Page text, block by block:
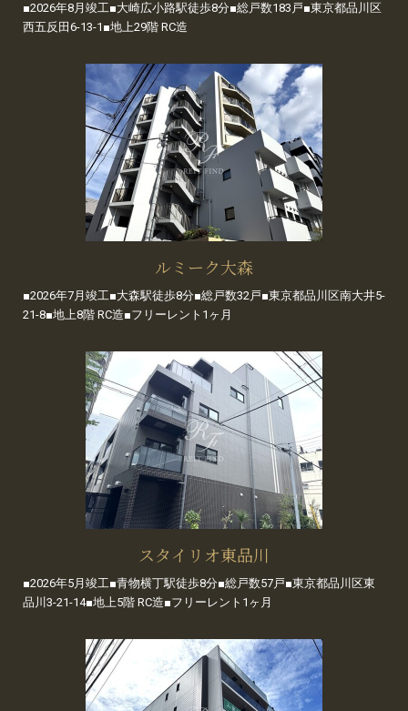
■2026年8月竣工■大崎広小路駅徒歩8分■総戸数183戸■東京都品川区
西五反田6-13-1■地上29階 RC造
ルミーク大森
■2026年7月竣工■大森駅徒歩8分■総戸数32戸■東京都品川区南大井5-
21-8■地上8階 RC造■フリーレント1ヶ月
スタイリオ東品川
■2026年5月竣工■青物横丁駅徒歩8分■総戸数57戸■東京都品川区東
品川3-21-14■地上5階 RC造■フリーレント1ヶ月